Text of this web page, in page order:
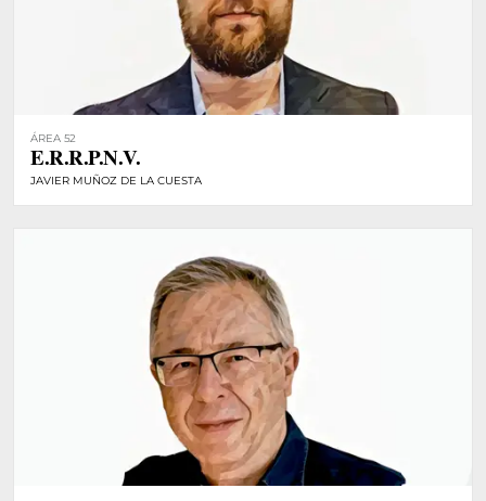
ÁREA 52
E.R.R.P.N.V.
JAVIER MUÑOZ DE LA CUESTA